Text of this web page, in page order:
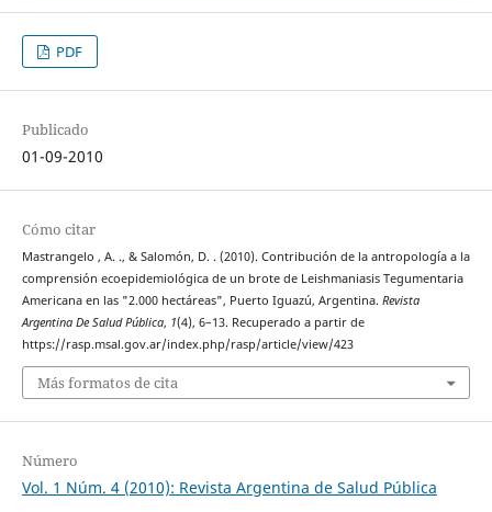
PDF
Publicado
01-09-2010
Cómo citar
Mastrangelo , A. ., & Salomón, D. . (2010). Contribución de la antropología a la
comprensión ecoepidemiológica de un brote de Leishmaniasis Tegumentaria
Americana en las "2.000 hectáreas", Puerto Iguazú, Argentina. Revista
Argentina De Salud Pública, 1(4), 6–13. Recuperado a partir de
https://rasp.msal.gov.ar/index.php/rasp/article/view/423
Más formatos de cita
Número
Vol. 1 Núm. 4 (2010): Revista Argentina de Salud Pública